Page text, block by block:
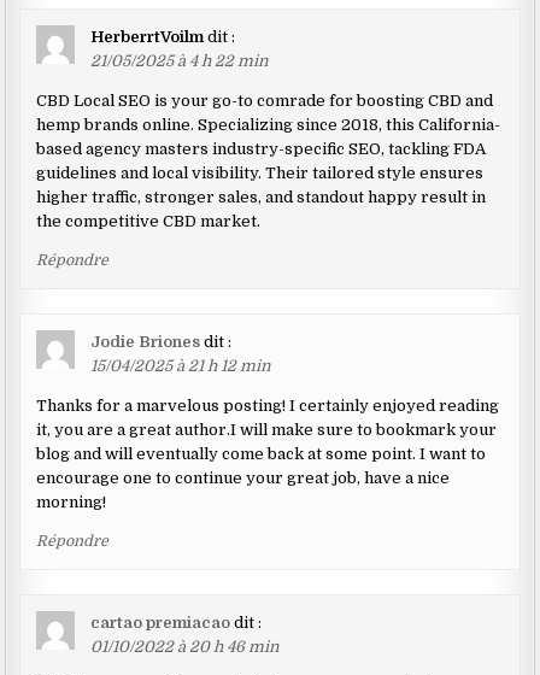
HerberrtVoilm dit :
21/05/2025 à 4 h 22 min
CBD Local SEO is your go-to comrade for boosting CBD and
hemp brands online. Specializing since 2018, this California-
based agency masters industry-specific SEO, tackling FDA
guidelines and local visibility. Their tailored style ensures
higher traffic, stronger sales, and standout happy result in
the competitive CBD market.
Répondre
Jodie Briones dit :
15/04/2025 à 21 h 12 min
Thanks for a marvelous posting! I certainly enjoyed reading
it, you are a great author.I will make sure to bookmark your
blog and will eventually come back at some point. I want to
encourage one to continue your great job, have a nice
morning!
Répondre
cartao premiacao dit :
01/10/2022 à 20 h 46 min